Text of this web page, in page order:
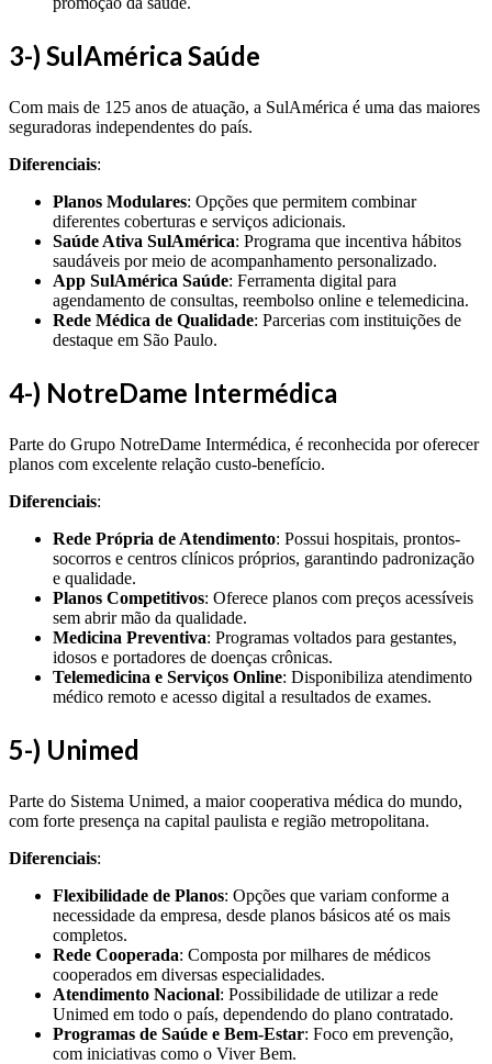
3-) SulAmérica Saúde
Com mais de 125 anos de atuação, a SulAmérica é uma das maiores
seguradoras independentes do país.
Diferenciais:
Planos Modulares: Opções que permitem combinar
diferentes coberturas e serviços adicionais.
Saúde Ativa SulAmérica: Programa que incentiva hábitos
saudáveis por meio de acompanhamento personalizado.
App SulAmérica Saúde: Ferramenta digital para
agendamento de consultas, reembolso online e telemedicina.
Rede Médica de Qualidade: Parcerias com instituições de
destaque em São Paulo.
4-) NotreDame Intermédica
Parte do Grupo NotreDame Intermédica, é reconhecida por oferecer
planos com excelente relação custo-benefício.
Diferenciais:
Rede Própria de Atendimento: Possui hospitais, prontos-
socorros e centros clínicos próprios, garantindo padronização
e qualidade.
Planos Competitivos: Oferece planos com preços acessíveis
sem abrir mão da qualidade.
Medicina Preventiva: Programas voltados para gestantes,
idosos e portadores de doenças crônicas.
Telemedicina e Serviços Online: Disponibiliza atendimento
médico remoto e acesso digital a resultados de exames.
5-) Unimed
Parte do Sistema Unimed, a maior cooperativa médica do mundo,
com forte presença na capital paulista e região metropolitana.
Diferenciais:
Flexibilidade de Planos: Opções que variam conforme a
necessidade da empresa, desde planos básicos até os mais
completos.
Rede Cooperada: Composta por milhares de médicos
cooperados em diversas especialidades.
Atendimento Nacional: Possibilidade de utilizar a rede
Unimed em todo o país, dependendo do plano contratado.
Programas de Saúde e Bem-Estar: Foco em prevenção,
com iniciativas como o Viver Bem.